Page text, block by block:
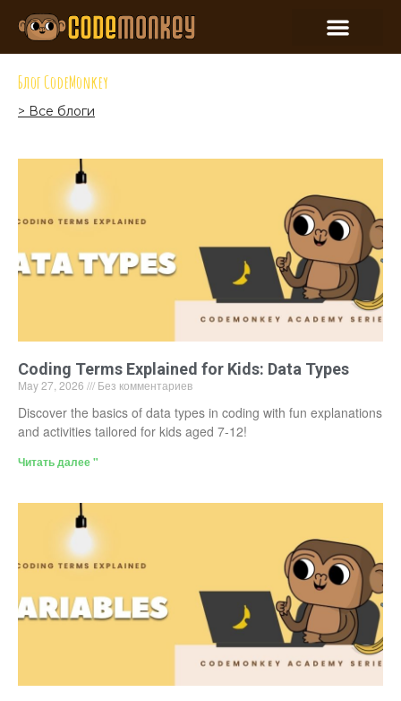
Блог CodeMonkey
> Все блоги
Coding Terms Explained for Kids: Data Types
May 27, 2026 Без комментариев
Discover the basics of data types in coding with fun explanations
and activities tailored for kids aged 7-12!
Читать далее "